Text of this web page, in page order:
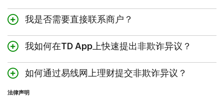
在TD App中选择 [易通卡]，并使用 [管理易通
卡] 功能锁定您的TD易通卡。您也可以登录TD
作人员在线交流。或者，您也可以致电我们每周
我是否需要直接联系商户？
是的！在提交与您的TD易通卡相关的非欺诈异
议之前，您应当首先尝试直接与该商户一起解决
题，则请依照您的账户协议，在交易后的30日
我如何在TD App上快速提出非欺诈异议？
非欺诈异议的提交非常简单。在 [我的账户] 标签
页选择您的账户。在 [摘要] 标签页中点击 [对交
如何通过易线网上理财提交非欺诈异议？
法律声明